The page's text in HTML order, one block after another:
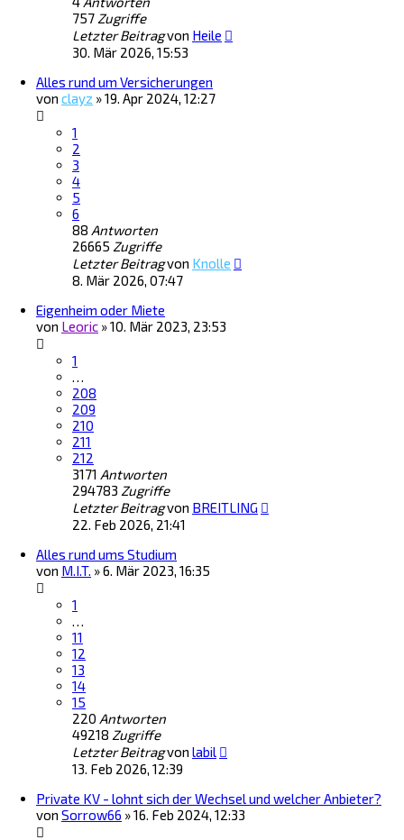
757 Zugriffe
Letzter Beitragvon Heile
30. Mär 2026, 15:53
Alles rund um Versicherungen
von clayz »19. Apr 2024, 12:27
1
2
3
4
5
6
88 Antworten
26665 Zugriffe
Letzter Beitragvon Knolle
8. Mär 2026, 07:47
Eigenheim oder Miete
von Leoric »10. Mär 2023, 23:53
1
…
208
209
210
211
212
3171 Antworten
294783 Zugriffe
Letzter Beitragvon BREITLING
22. Feb 2026, 21:41
Alles rund ums Studium
von M.I.T. »6. Mär 2023, 16:35
1
…
11
12
13
14
15
220 Antworten
49218 Zugriffe
Letzter Beitragvon labil
13. Feb 2026, 12:39
Private KV - lohnt sich der Wechsel und welcher Anbieter?
von Sorrow66 »16. Feb 2024, 12:33